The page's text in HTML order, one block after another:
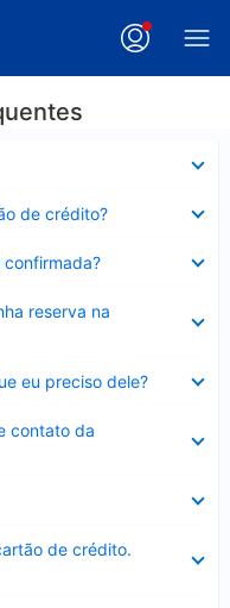
de crédito?
confirmada?
reserva na
eu preciso dele?
contato da
de crédito.